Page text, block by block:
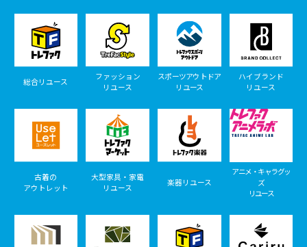
総合リユース
ファッション
リユース
スポーツアウトドア
リユース
ハイブランド
リユース
古着の
アウトレット
大型家具・家電
リユース
楽器リユース
アニメ・キャラグッ
ズ
リユース